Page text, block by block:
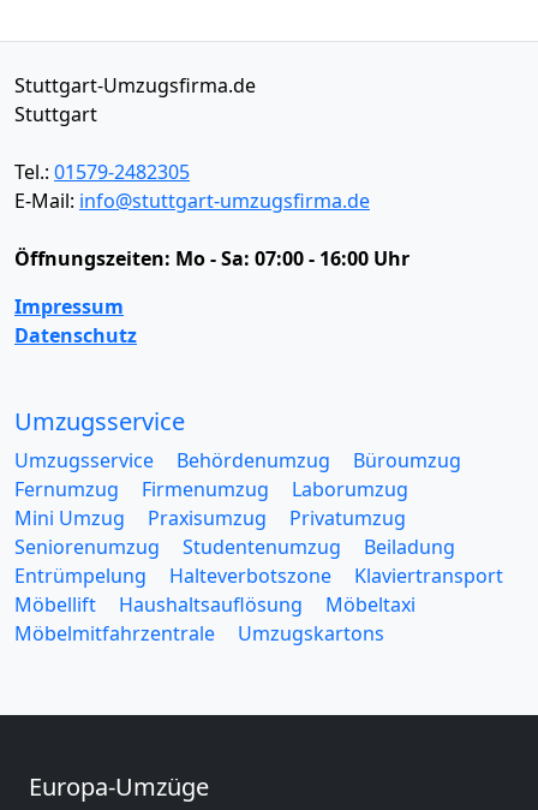
Stuttgart-Umzugsfirma.de
Stuttgart
Tel.: 01579-2482305
E-Mail: info@stuttgart-umzugsfirma.de
Öffnungszeiten: Mo - Sa: 07:00 - 16:00 Uhr
Impressum
Datenschutz
Umzugsservice
Umzugsservice Behördenumzug
Büroumzug
Fernumzug
Firmenumzug
Laborumzug
Mini Umzug
Praxisumzug
Privatumzug
Seniorenumzug
Studentenumzug
Beiladung
Entrümpelung
Halteverbotszone
Klaviertransport
Möbellift
Haushaltsauflösung
Möbeltaxi
Möbelmitfahrzentrale
Umzugskartons
Europa-Umzüge